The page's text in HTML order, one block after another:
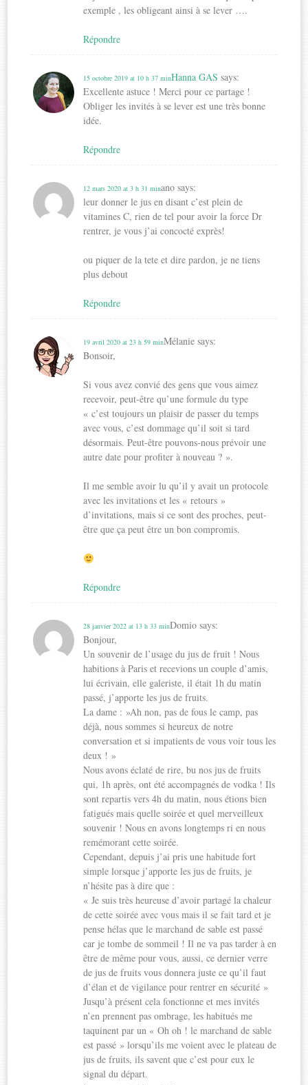
exemple , les obligeant ainsi à se lever ….
Répondre
Hanna GAS says:
15 octobre 2019 at 10 h 37 min
Excellente astuce ! Merci pour ce partage !
Obliger les invités à se lever est une très bonne
idée.
Répondre
ano says:
12 mars 2020 at 3 h 31 min
leur donner le jus en disant c’est plein de
vitamines C, rien de tel pour avoir la force Dr
rentrer, je vous j’ai concocté exprès!
ou piquer de la tete et dire pardon, je ne tiens
plus debout
Répondre
Mélanie says:
19 avril 2020 at 23 h 59 min
Bonsoir,
Si vous avez convié des gens que vous aimez
recevoir, peut-être qu’une formule du type
« c’est toujours un plaisir de passer du temps
avec vous, c’est dommage qu’il soit si tard
désormais. Peut-être pouvons-nous prévoir une
autre date pour profiter à nouveau ? ».
Il me semble avoir lu qu’il y avait un protocole
avec les invitations et les « retours »
d’invitations, mais si ce sont des proches, peut-
être que ça peut être un bon compromis.
Répondre
Domio says:
28 janvier 2022 at 13 h 33 min
Bonjour,
Un souvenir de l’usage du jus de fruit ! Nous
habitions à Paris et recevions un couple d’amis,
lui écrivain, elle galeriste, il était 1h du matin
passé, j’apporte les jus de fruits.
La dame : »Ah non, pas de fous le camp, pas
déjà, nous sommes si heureux de notre
conversation et si impatients de vous voir tous les
deux ! »
Nous avons éclaté de rire, bu nos jus de fruits
qui, 1h après, ont été accompagnés de vodka ! Ils
sont repartis vers 4h du matin, nous étions bien
fatigués mais quelle soirée et quel merveilleux
souvenir ! Nous en avons longtemps ri en nous
remémorant cette soirée.
Cependant, depuis j’ai pris une habitude fort
simple lorsque j’apporte les jus de fruits, je
n’hésite pas à dire que :
« Je suis très heureuse d’avoir partagé la chaleur
de cette soirée avec vous mais il se fait tard et je
pense hélas que le marchand de sable est passé
car je tombe de sommeil ! Il ne va pas tarder à en
être de même pour vous, aussi, ce dernier verre
de jus de fruits vous donnera juste ce qu’il faut
d’élan et de vigilance pour rentrer en sécurité »
Jusqu’à présent cela fonctionne et mes invités
n’en prennent pas ombrage, les habitués me
taquinent par un « Oh oh ! le marchand de sable
est passé » lorsqu’ils me voient avec le plateau de
jus de fruits, ils savent que c’est pour eux le
signal du départ.